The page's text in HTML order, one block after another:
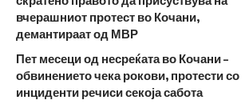
вчерашниот протест во Кочани,
демантираат од МВР
Пет месеци од несреќата во Кочани –
обвинението чека рокови, протести со
инциденти речиси секоја сабота